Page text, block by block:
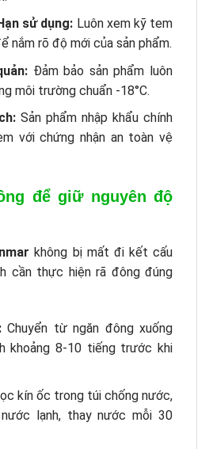
sử dụng: Luôn xem kỹ tem
nắm rõ độ mới của sản phẩm.
Đảm bảo sản phẩm luôn
môi trường chuẩn -18°C.
Sản phẩm nhập khẩu chính
với chứng nhận an toàn vệ
để giữ nguyên độ
không bị mất đi kết cấu
cần thực hiện rã đông đúng
Chuyển từ ngăn đông xuống
khoảng 8-10 tiếng trước khi
kín ốc trong túi chống nước,
lạnh, thay nước mỗi 30